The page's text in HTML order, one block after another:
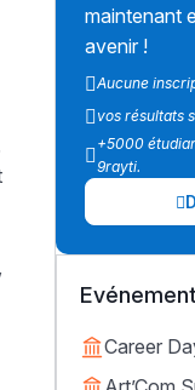
maintenant
avenir !
Aucune
vos résultats
+5000
9rayti.
Career
Guidya